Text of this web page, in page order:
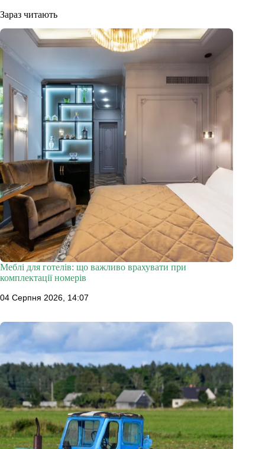
Зараз читають
Меблі для готелів: що важливо врахувати при
комплектації номерів
04 Серпня 2026, 14:07